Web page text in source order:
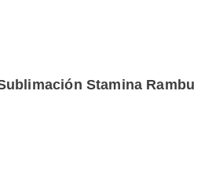
Stamina Rambu